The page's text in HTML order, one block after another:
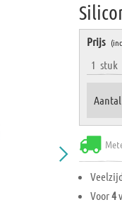
Prijs
1stuk
Aantal
Voor4